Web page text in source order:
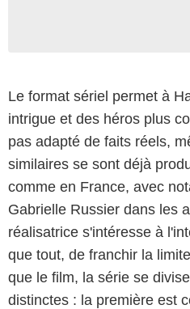
Le format sériel permet à
intrigue et des héros plus
pas adapté de faits réels,
similaires se sont déjà
comme en France, avec
Gabrielle Russier dans les
réalisatrice s'intéresse à
que tout, de franchir la
que le film, la série se
distinctes : la première est